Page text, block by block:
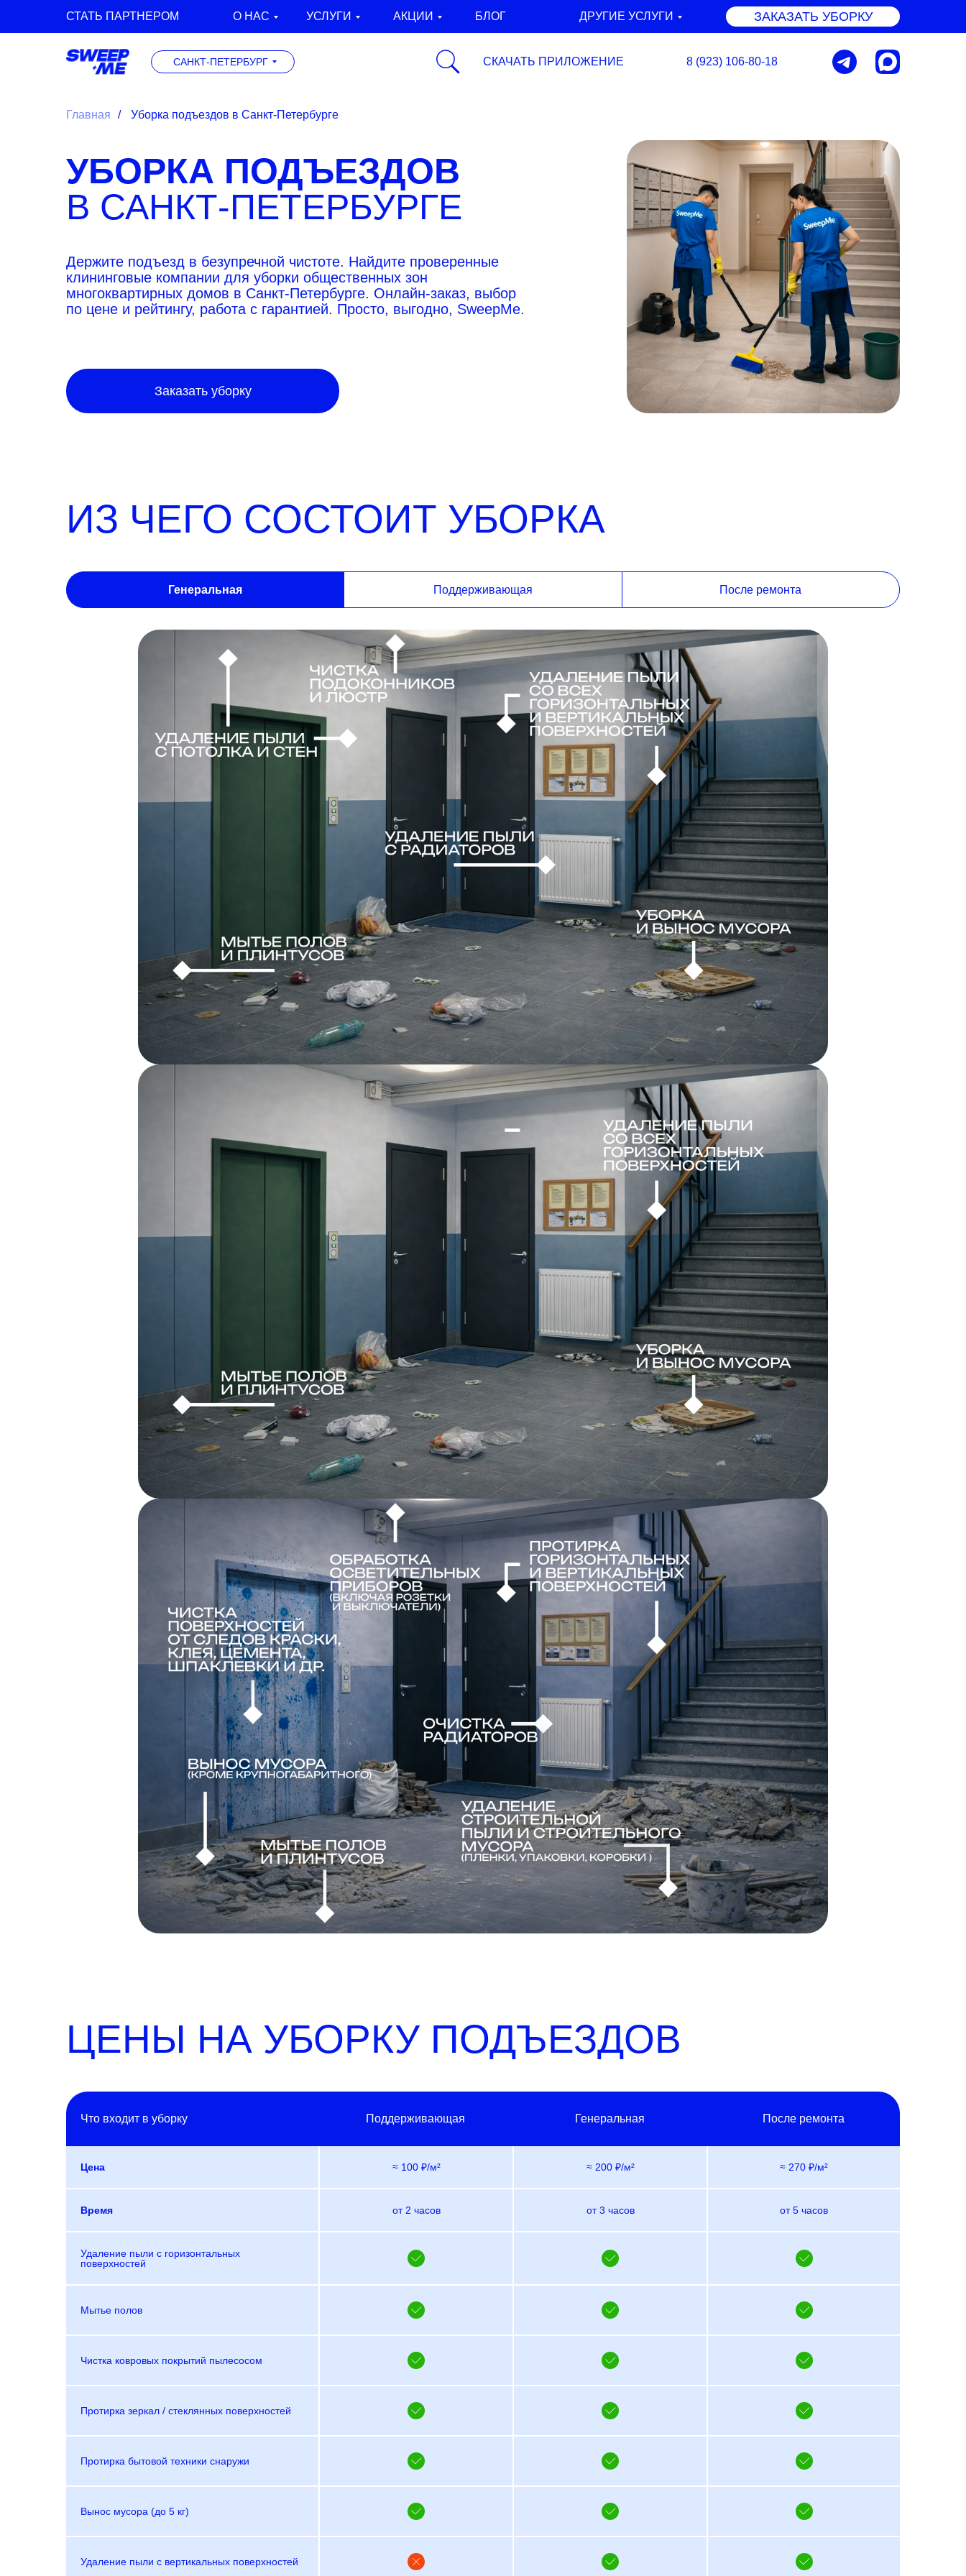
О НАС УСЛУГИ
СТАТЬ ПАРТНЕРОМ АКЦИИ БЛОГ ДРУГИЕ УСЛУГИ ЗАКАЗАТЬ УБОРКУ
САНКТ-ПЕТЕРБУРГ 8 (923) 106-80-18
СКАЧАТЬ ПРИЛОЖЕНИЕ
Главная / Уборка подъездов в Санкт-Петербурге
УБОРКА ПОДЪЕЗДОВ
В САНКТ-ПЕТЕРБУРГЕ
Держите подъезд в безупречной чистоте. Найдите проверенные
клининговые компании для уборки общественных зон
многоквартирных домов в Санкт-Петербурге. Онлайн-заказ, выбор
по цене и рейтингу, работа с гарантией. Просто, выгодно, SweepMe.
Заказать уборку
ИЗ ЧЕГО СОСТОИТ УБОРКА
Генеральная Поддерживающая После ремонта
ЦЕНЫ НА УБОРКУ ПОДЪЕЗДОВ
Что входит в уборку Поддерживающая Генеральная После ремонта
Цена ≈ 100 ₽/м² ≈ 200 ₽/м² ≈ 270 ₽/м²
Время от 2 часов от 3 часов от 5 часов
Удаление пыли с горизонтальных
поверхностей
Мытье полов
Чистка ковровых покрытий пылесосом
Протирка зеркал / стеклянных поверхностей
Протирка бытовой техники снаружи
Вынос мусора (до 5 кг)
Удаление пыли с вертикальных поверхностей